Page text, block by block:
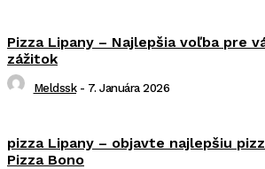
Pizza Lipany – Najlepšia voľba pre
zážitok
Meldssk - 7. Januára 2026
pizza Lipany – objavte najlepšiu
Pizza Bono